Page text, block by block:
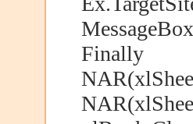
Finally